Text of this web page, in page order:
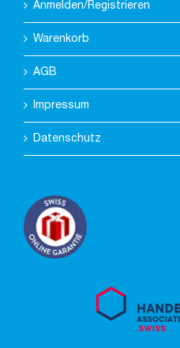
Anmelden/Registrieren
Warenkorb
AGB
Impressum
Datenschutz